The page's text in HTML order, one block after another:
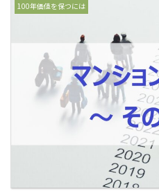
100年価値を保つには